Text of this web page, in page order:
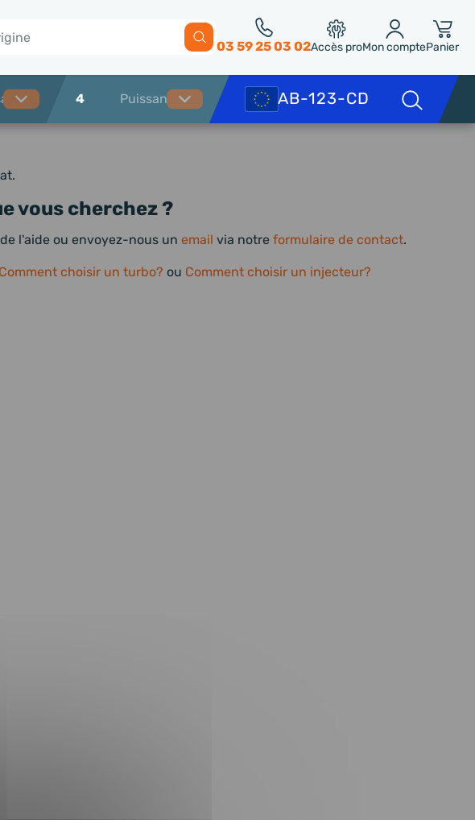
03 59 25 03 02Accès proMon comptePanier
4
vous cherchez ?
l'aide ou envoyez-nous un email via notre formulaire de contact.
Comment choisir un turbo? ou Comment choisir un injecteur?